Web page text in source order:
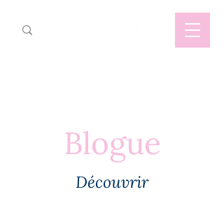
Blogue
Découvrir